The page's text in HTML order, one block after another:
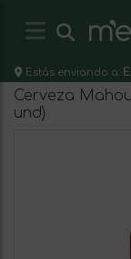
Estás enviando a:
Cerveza
und)